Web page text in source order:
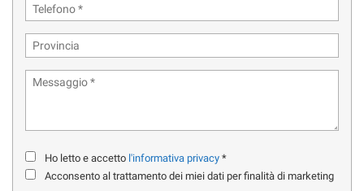
SEDILI A GUSCIO ELETTRICI CON MEMORIE + RISCALDATI
INTERNI IN PELLE TOTALE TRAPUNTATA CON CUCITURE ROSSE
CINTURE ROSSE
STERZO ATTIVO - LANE ASSIST
Ho letto e accetto l'informativa privacy *
Acconsento al trattamento dei miei dati per finalità di marketing